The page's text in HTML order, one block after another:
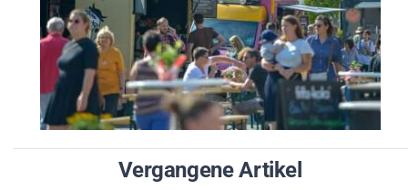
Vergangene Artikel